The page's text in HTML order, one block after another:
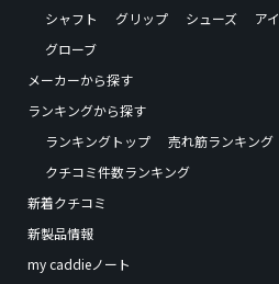
シャフト
グリップ シューズ ア
グローブ
メーカーから探す
ランキングから探す
ランキングトップ
売れ筋ランキング
クチコミ件数ランキング
新着クチコミ
新製品情報
my caddieノート